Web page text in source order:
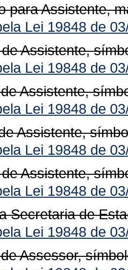
para Assistente,
Lei 19848 de
Assistente,
Lei 19848 de
Assistente,
Lei 19848 de
Assistente,
Lei 19848 de
Assistente,
Lei 19848 de
Secretaria de
Lei 19848 de
Assessor,